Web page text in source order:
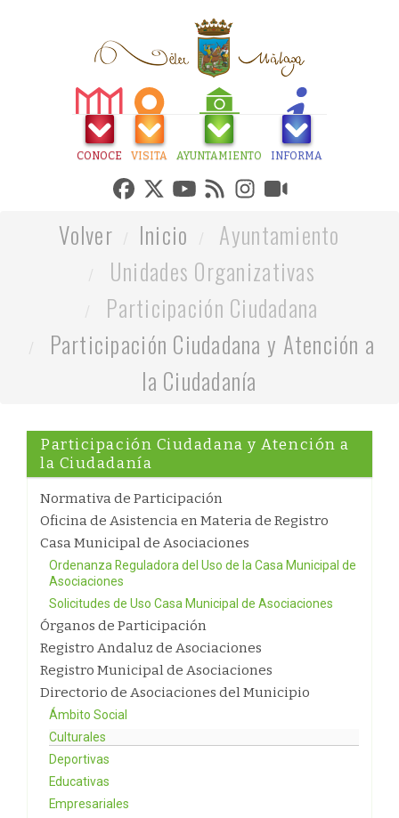
CONOCE VISITA AYUNTAMIENTO INFORMA
Volver Inicio
Ayuntamiento
Unidades Organizativas
Participación Ciudadana
Participación Ciudadana y Atención a
la Ciudadanía
Participación Ciudadana y Atención a
la Ciudadanía
Normativa de Participación
Oficina de Asistencia en Materia de Registro
Casa Municipal de Asociaciones
Ordenanza Reguladora del Uso de la Casa Municipal de
Asociaciones
Solicitudes de Uso Casa Municipal de Asociaciones
Órganos de Participación
Registro Andaluz de Asociaciones
Registro Municipal de Asociaciones
Directorio de Asociaciones del Municipio
Ámbito Social
Culturales
Deportivas
Educativas
Empresariales